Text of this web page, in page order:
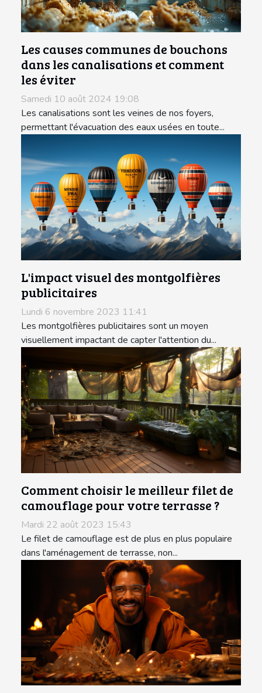
Les causes communes de bouchons
dans les canalisations et comment
les éviter
Samedi 10 août 2024 19:08
Les canalisations sont les veines de nos foyers,
permettant l'évacuation des eaux usées en toute...
L'impact visuel des montgolfières
publicitaires
Lundi 6 novembre 2023 11:41
Les montgolfières publicitaires sont un moyen
visuellement impactant de capter l'attention du...
Comment choisir le meilleur filet de
camouflage pour votre terrasse ?
Mardi 22 août 2023 15:43
Le filet de camouflage est de plus en plus populaire
dans l'aménagement de terrasse, non...